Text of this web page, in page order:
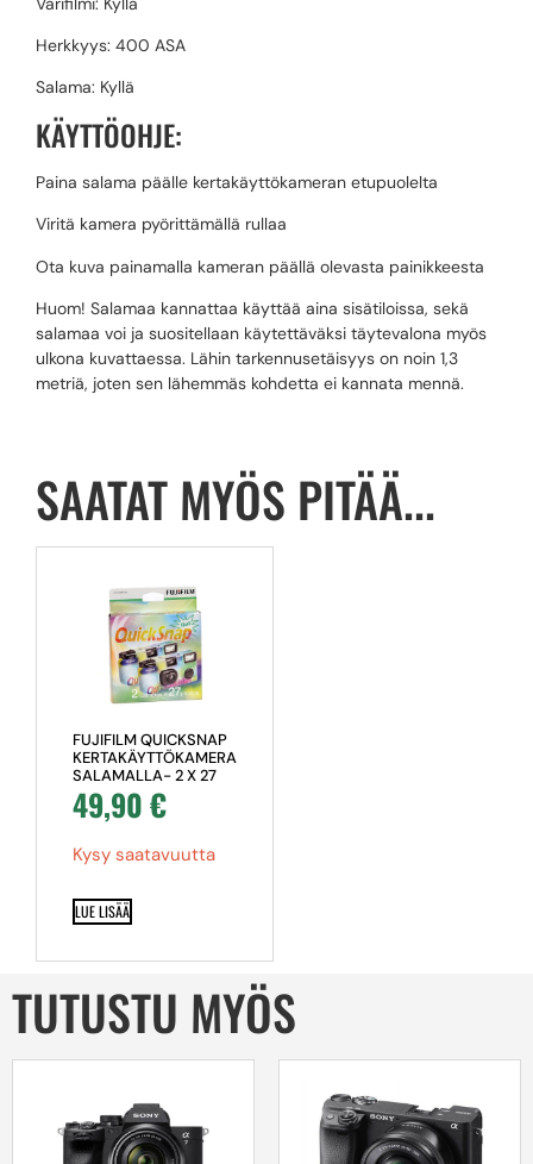
Herkkyys: 400 ASA
Salama: Kyllä
KÄYTTÖOHJE:
Paina salama päälle kertakäyttökameran etupuolelta
Viritä kamera pyörittämällä rullaa
Ota kuva painamalla kameran päällä olevasta painikkeesta
Huom! Salamaa kannattaa käyttää aina sisätiloissa, sekä
salamaa voi ja suositellaan käytettäväksi täytevalona myös
ulkona kuvattaessa. Lähin tarkennusetäisyys on noin 1,3
metriä, joten sen lähemmäs kohdetta ei kannata mennä.
SAATAT MYÖS PITÄÄ...
FUJIFILM QUICKSNAP
KERTAKÄYTTÖKAMERA
SALAMALLA- 2 X 27
KUVAA-
TUPLAPAKKAUS
49,90€
Kysy saatavuutta
LUE LISÄÄ
TUTUSTU MYÖS